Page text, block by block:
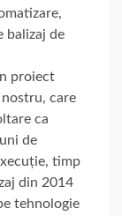
balizaj de
proiect
care
ca
de
timp
din 2014
tehnologie